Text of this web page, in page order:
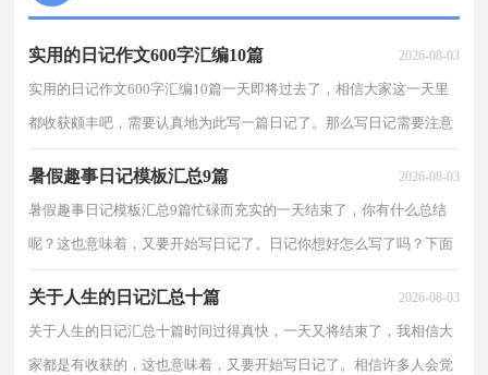
实用的日记作文600字汇编10篇 2026-08-03
实用的日记作文600字汇编10篇一天即将过去了，相信大家这一天里
都收获颇丰吧，需要认真地为此写一篇日记了。那么写日记需要注意
暑假趣事日记模板汇总9篇 2026-08-03
暑假趣事日记模板汇总9篇忙碌而充实的一天结束了，你有什么总结
呢？这也意味着，又要开始写日记了。日记你想好怎么写了吗？下面
关于人生的日记汇总十篇 2026-08-03
关于人生的日记汇总十篇时间过得真快，一天又将结束了，我相信大
家都是有收获的，这也意味着，又要开始写日记了。相信许多人会觉